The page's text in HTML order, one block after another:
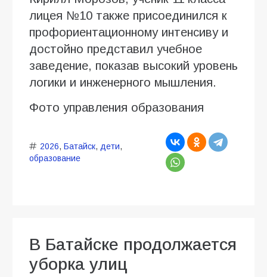
лицея №10 также присоединился к
профориентационному интенсиву и
достойно представил учебное
заведение, показав высокий уровень
логики и инженерного мышления.
Фото управления образования
2026, Батайск, дети,
образование
В Батайске продолжается
уборка улиц